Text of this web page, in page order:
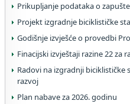
Prikupljanje podataka o
Projekt izgradnje biciklističke
Godišnje izvješće o provedbi
Finacijski izvještaji razine 22 za
Radovi na izgradnji biciklističke
razvoj
Plan nabave za 2026. godinu